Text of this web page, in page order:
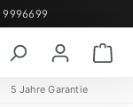
9996699
5 Jahre Garantie